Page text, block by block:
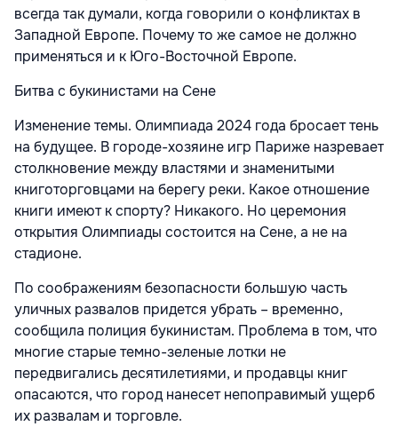
всегда так думали, когда говорили о конфликтах в
Западной Европе. Почему то же самое не должно
применяться и к Юго-Восточной Европе.
Битва с букинистами на Сене
Изменение темы. Олимпиада 2024 года бросает тень
на будущее. В городе-хозяине игр Париже назревает
столкновение между властями и знаменитыми
книготорговцами на берегу реки. Какое отношение
книги имеют к спорту? Никакого. Но церемония
открытия Олимпиады состоится на Сене, а не на
стадионе.
По соображениям безопасности большую часть
уличных развалов придется убрать – временно,
сообщила полиция букинистам. Проблема в том, что
многие старые темно-зеленые лотки не
передвигались десятилетиями, и продавцы книг
опасаются, что город нанесет непоправимый ущерб
их развалам и торговле.